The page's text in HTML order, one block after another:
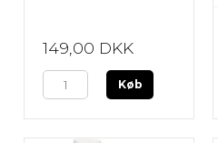
149,00 DKK
Køb